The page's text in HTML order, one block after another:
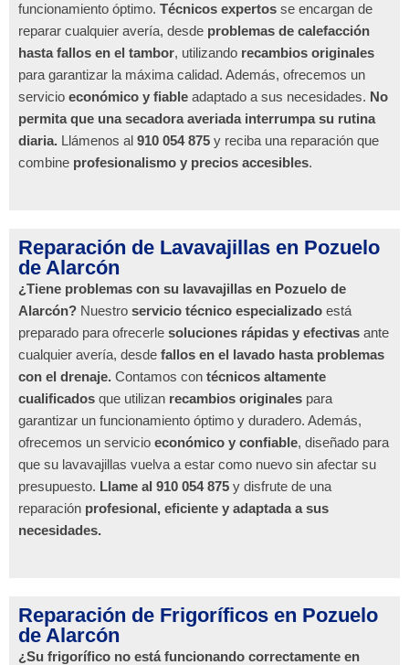
funcionamiento óptimo. Técnicos expertos se encargan de
reparar cualquier avería, desde problemas de calefacción
hasta fallos en el tambor, utilizando recambios originales
para garantizar la máxima calidad. Además, ofrecemos un
servicio económico y fiable adaptado a sus necesidades. No
permita que una secadora averiada interrumpa su rutina
diaria. Llámenos al 910 054 875 y reciba una reparación que
combine profesionalismo y precios accesibles.
Reparación de Lavavajillas en Pozuelo
de Alarcón
¿Tiene problemas con su lavavajillas en Pozuelo de
Alarcón? Nuestro servicio técnico especializado está
preparado para ofrecerle soluciones rápidas y efectivas ante
cualquier avería, desde fallos en el lavado hasta problemas
con el drenaje. Contamos con técnicos altamente
cualificados que utilizan recambios originales para
garantizar un funcionamiento óptimo y duradero. Además,
ofrecemos un servicio económico y confiable, diseñado para
que su lavavajillas vuelva a estar como nuevo sin afectar su
presupuesto. Llame al 910 054 875 y disfrute de una
reparación profesional, eficiente y adaptada a sus
necesidades.
Reparación de Frigoríficos en Pozuelo
de Alarcón
¿Su frigorífico no está funcionando correctamente en